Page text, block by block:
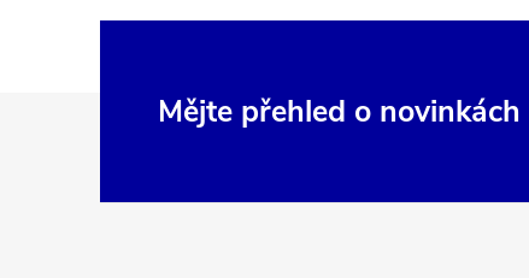
Mějte přehled o novinkách